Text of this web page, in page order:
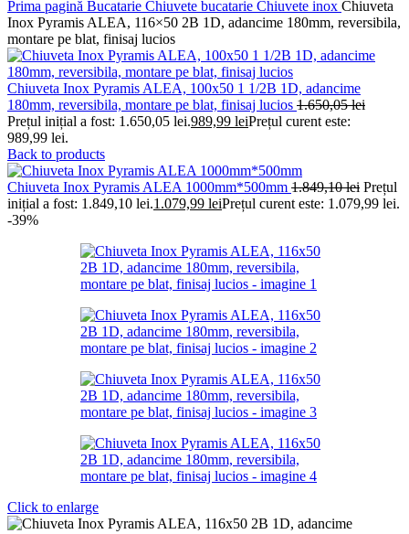
Prima pagină Bucatarie Chiuvete bucatarie Chiuvete inox Chiuveta
Inox Pyramis ALEA, 116×50 2B 1D, adancime 180mm, reversibila,
montare pe blat, finisaj lucios
Chiuveta Inox Pyramis ALEA, 100x50 1 1/2B 1D, adancime
180mm, reversibila, montare pe blat, finisaj lucios 1.650,05lei
Prețul inițial a fost: 1.650,05 lei.989,99 leiPrețul curent este:
989,99 lei.
Back to products
Chiuveta Inox Pyramis ALEA 1000mm*500mm 1.849,10lei Prețul
inițial a fost: 1.849,10 lei.1.079,99 leiPrețul curent este: 1.079,99 lei.
-39%
Click to enlarge